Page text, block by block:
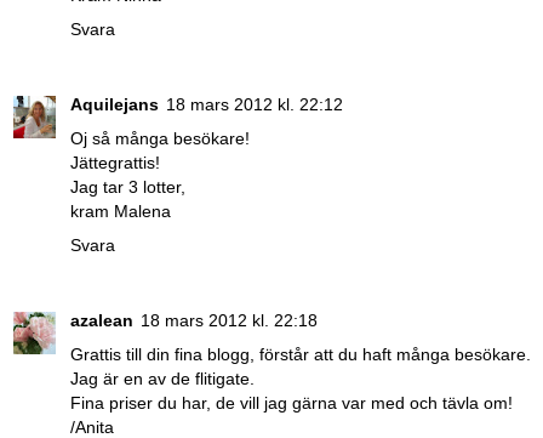
Svara
Aquilejans 18 mars 2012 kl. 22:12
Oj så många besökare!
Jättegrattis!
Jag tar 3 lotter,
kram Malena
Svara
azalean 18 mars 2012 kl. 22:18
Grattis till din fina blogg, förstår att du haft många besökare.
Jag är en av de flitigate.
Fina priser du har, de vill jag gärna var med och tävla om!
/Anita